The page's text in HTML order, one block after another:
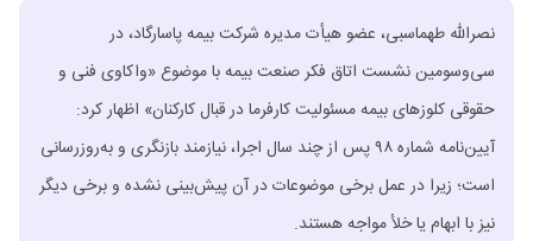
نصرالله طهماسبی، عضو هیأت مدیره شرکت بیمه پاسارگاد، در
سی‌وسومین نشست اتاق فکر صنعت بیمه با موضوع «واکاوی فنی و
حقوقی کلوزهای بیمه مسئولیت کارفرما در قبال کارکنان» اظهار کرد:
آیین‌نامه شماره ۹۸ پس از چند سال اجرا، نیازمند بازنگری و به‌روزرسانی
است؛ زیرا در عمل برخی موضوعات در آن پیش‌بینی نشده و برخی دیگر
نیز با ابهام یا خلأ مواجه هستند.